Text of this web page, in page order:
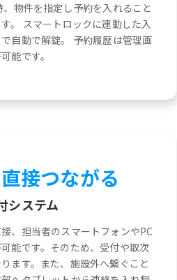
物件を指定し予約を入れること
。 スマートロックに連動した入
自動で解錠。 予約履歴は管理画
能です。
接つながる
システム
、担当者のスマートフォンやPC
能です。そのため、受付や取次
ます。また、施設外へ繋ぐこと